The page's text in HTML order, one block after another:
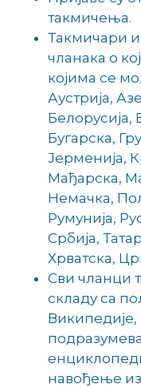
такмичења.
Такмичари
чланака о
којима се
Аустрија,
Белорусија,
Бугарска,
Јерменија,
Мађарска,
Немачка,
Румунија,
Србија,
Хрватска,
Сви чланци
складу са
навођење